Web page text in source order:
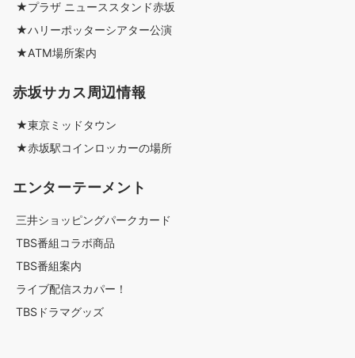
★プラザ ニューススタンド赤坂
★ハリーポッターシアター公演
★ATM場所案内
赤坂サカス周辺情報
★東京ミッドタウン
★赤坂駅コインロッカーの場所
エンターテーメント
三井ショッピングパークカード
TBS番組コラボ商品
TBS番組案内
ライブ配信スカパー！
TBSドラマグッズ